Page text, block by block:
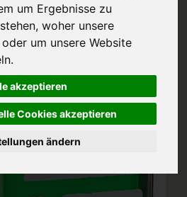
um Ergebnisse zu
woher unsere
um unsere Website
akzeptieren
Cookies akzeptieren
ändern